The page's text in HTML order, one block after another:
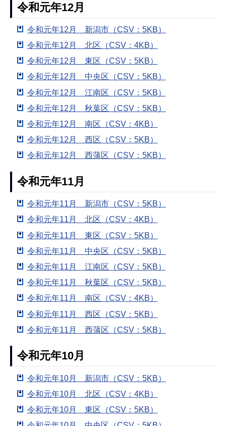
令和元年12月
令和元年12月 新潟市（CSV：5KB）
令和元年12月 北区（CSV：4KB）
令和元年12月 東区（CSV：5KB）
令和元年12月 中央区（CSV：5KB）
令和元年12月 江南区（CSV：5KB）
令和元年12月 秋葉区（CSV：5KB）
令和元年12月 南区（CSV：4KB）
令和元年12月 西区（CSV：5KB）
令和元年12月 西蒲区（CSV：5KB）
令和元年11月
令和元年11月 新潟市（CSV：5KB）
令和元年11月 北区（CSV：4KB）
令和元年11月 東区（CSV：5KB）
令和元年11月 中央区（CSV：5KB）
令和元年11月 江南区（CSV：5KB）
令和元年11月 秋葉区（CSV：5KB）
令和元年11月 南区（CSV：4KB）
令和元年11月 西区（CSV：5KB）
令和元年11月 西蒲区（CSV：5KB）
令和元年10月
令和元年10月 新潟市（CSV：5KB）
令和元年10月 北区（CSV：4KB）
令和元年10月 東区（CSV：5KB）